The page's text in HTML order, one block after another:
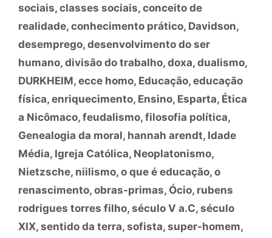
sociais, classes sociais, conceito de
realidade, conhecimento prático, Davidson,
desemprego, desenvolvimento do ser
humano, divisão do trabalho, doxa, dualismo,
DURKHEIM, ecce homo, Educação, educação
física, enriquecimento, Ensino, Esparta, Ética
a Nicômaco, feudalismo, filosofia política,
Genealogia da moral, hannah arendt, Idade
Média, Igreja Católica, Neoplatonismo,
Nietzsche, niilismo, o que é educação, o
renascimento, obras-primas, Ócio, rubens
rodrigues torres filho, século V a.C, século
XIX, sentido da terra, sofista, super-homem,